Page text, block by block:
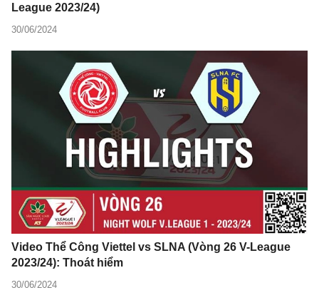
League 2023/24)
30/06/2024
Video Thể Công Viettel vs SLNA (Vòng 26 V-League
2023/24): Thoát hiểm
30/06/2024